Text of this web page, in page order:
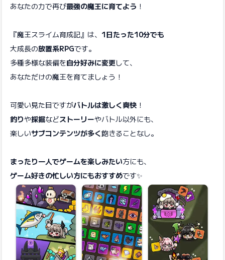
あなたの力で再び最強の魔王に育てよう ！
『魔王スライム育成記』は、 1日たった10分でも
大成長の放置系RPGです。
多種多様な装備を自分好みに変更して、
あなただけの魔王を育てましょう！
可愛い見た目ですがバトルは激しく爽快 ！
釣りや採掘などストーリーやバトル以外にも、
楽しいサブコンテンツが多く飽きることなし。
まったり一人でゲームを楽しみたい方にも、
ゲーム好きの忙しい方にもおすすめです✨